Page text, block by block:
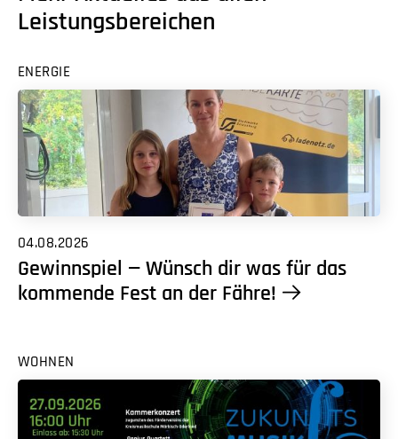
Leistungsbereichen
ENERGIE
04.08.2026
Gewinnspiel — Wünsch dir was für das
kommende Fest an der Fähre!
WOHNEN